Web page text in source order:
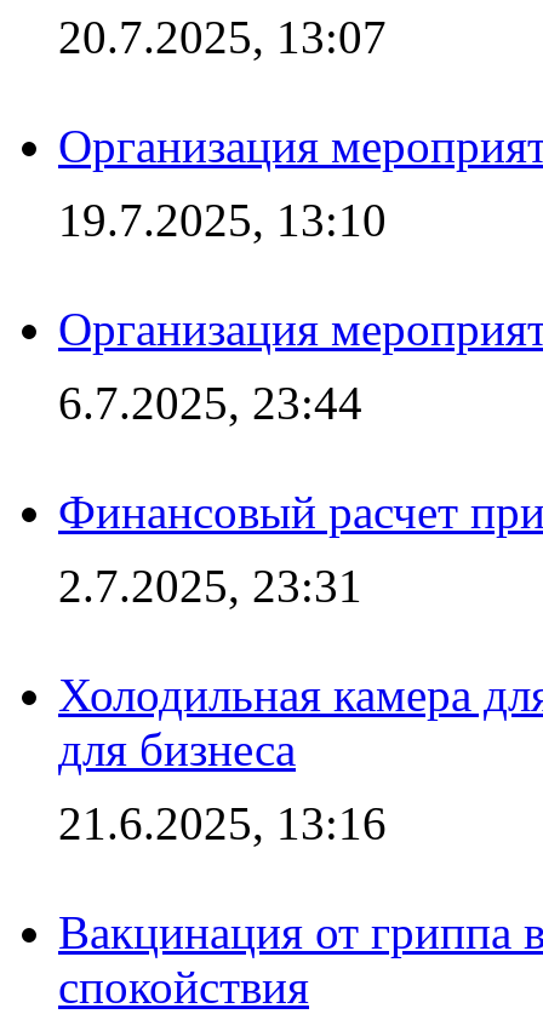
20.7.2025, 13:07
Организация
19.7.2025, 13:10
Организация
6.7.2025, 23:44
Финансовый расчет
2.7.2025, 23:31
Холодильная камера
для бизнеса
21.6.2025, 13:16
Вакцинация от гриппа
спокойствия